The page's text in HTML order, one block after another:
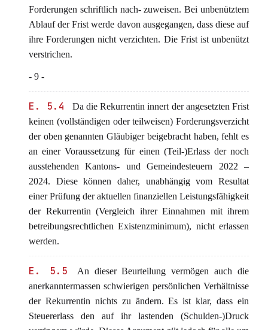
Forderungen schriftlich nach- zuweisen. Bei unbenütztem
Ablauf der Frist werde davon ausgegangen, dass diese auf
ihre Forderungen nicht verzichten. Die Frist ist unbenützt
verstrichen.
- 9 -
E. 5.4
Da die Rekurrentin innert der angesetzten Frist
keinen (vollständigen oder teilweisen) Forderungsverzicht
der oben genannten Gläubiger beigebracht haben, fehlt es
an einer Voraussetzung für einen (Teil-)Erlass der noch
ausstehenden Kantons- und Gemeindesteuern 2022 –
2024. Diese können daher, unabhängig vom Resultat
einer Prüfung der aktuellen finanziellen Leistungsfähigkeit
der Rekurrentin (Vergleich ihrer Einnahmen mit ihrem
betreibungsrechtlichen Existenzminimum), nicht erlassen
werden.
E. 5.5
An dieser Beurteilung vermögen auch die
anerkanntermassen schwierigen persönlichen Verhältnisse
der Rekurrentin nichts zu ändern. Es ist klar, dass ein
Steuererlass den auf ihr lastenden (Schulden-)Druck